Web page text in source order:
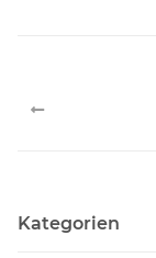
Kategorien